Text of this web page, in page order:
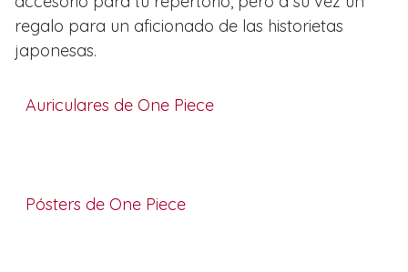
regalo para un aficionado de las historietas
japonesas.
Auriculares de One Piece
Pósters de One Piece